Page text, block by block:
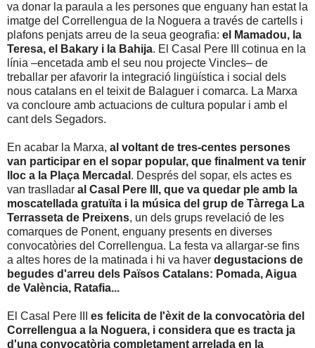
va donar la paraula a les persones que enguany han estat la
imatge del Correllengua de la Noguera a través de cartells i
plafons penjats arreu de la seua geografia: el Mamadou, la
Teresa, el Bakary i la Bahija. El Casal Pere III cotinua en la
línia –encetada amb el seu nou projecte Vincles– de
treballar per afavorir la integració lingüística i social dels
nous catalans en el teixit de Balaguer i comarca. La Marxa
va concloure amb actuacions de cultura popular i amb el
cant dels Segadors.
En acabar la Marxa, al voltant de tres-centes persones
van participar en el sopar popular, que finalment va tenir
lloc a la Plaça Mercadal . Després del sopar, els actes es
van traslladar al Casal Pere III, que va quedar ple amb la
moscatellada gratuïta i la música del grup de Tàrrega La
Terrasseta de Preixens, un dels grups revelació de les
comarques de Ponent, enguany presents en diverses
convocatòries del Correllengua. La festa va allargar-se fins
a altes hores de la matinada i hi va haver degustacions de
begudes d'arreu dels Països Catalans: Pomada, Aigua
de València, Ratafia...
El Casal Pere III es felicita de l'èxit de la convocatòria del
Correllengua a la Noguera, i considera que es tracta ja
d'una convocatòria completament arrelada en la